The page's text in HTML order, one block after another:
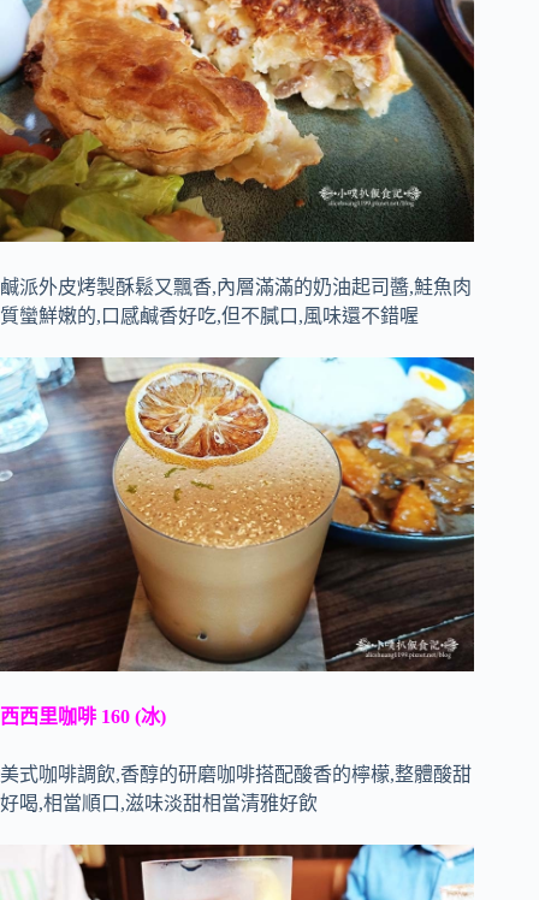
鹹派外皮烤製酥鬆又飄香,內層滿滿的奶油起司醬,鮭魚肉
質蠻鮮嫩的,口感鹹香好吃,但不膩口,風味還不錯喔
西西里咖啡 160 (冰)
美式咖啡調飲,香醇的研磨咖啡搭配酸香的檸檬,整體酸甜
好喝,相當順口,滋味淡甜相當清雅好飲